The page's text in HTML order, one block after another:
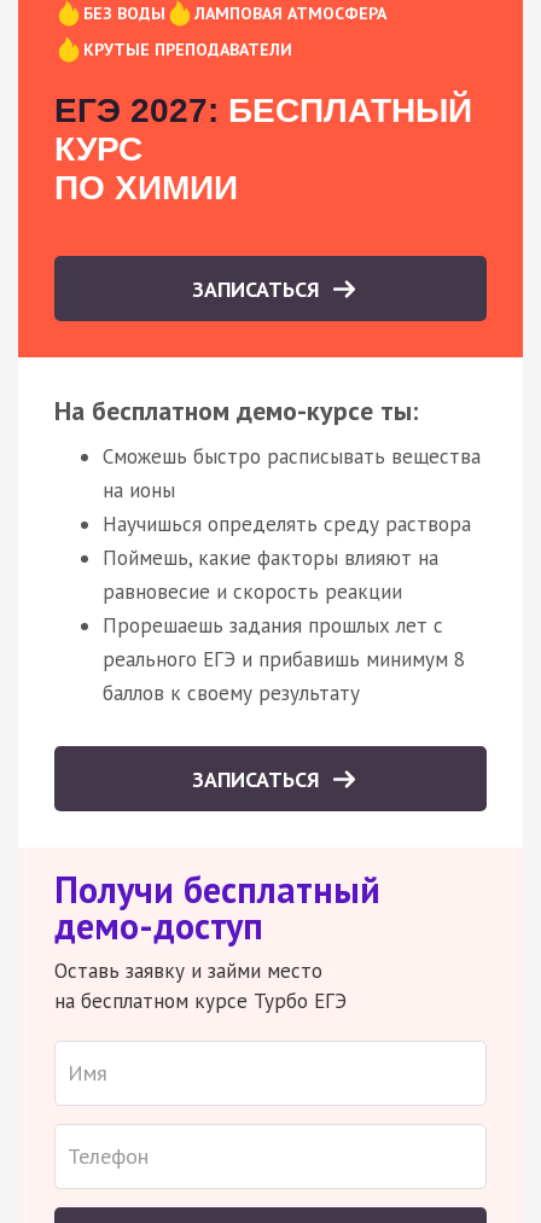
БЕЗ ВОДЫ
ЛАМПОВАЯ АТМОСФЕРА
КРУТЫЕ ПРЕПОДАВАТЕЛИ
ЕГЭ 2027: БЕСПЛАТНЫЙ
КУРС
ПО ХИМИИ
ЗАПИСАТЬСЯ
На бесплатном демо-курсе ты:
Сможешь быстро расписывать вещества
на ионы
Научишься определять среду раствора
Поймешь, какие факторы влияют на
равновесие и скорость реакции
Прорешаешь задания прошлых лет с
реального ЕГЭ и прибавишь минимум 8
баллов к своему результату
ЗАПИСАТЬСЯ
Получи бесплатный
демо-доступ
Оставь заявку и займи место
на бесплатном курсе Турбо ЕГЭ